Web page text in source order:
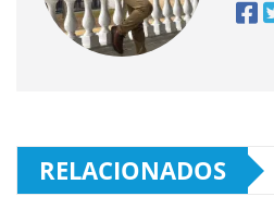
RELACIONADOS